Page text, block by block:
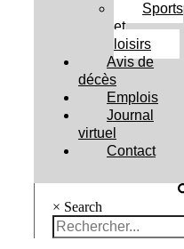
Sports
et
loisirs
Avis de
décès
Emplois
Journal
virtuel
Contact
× Search